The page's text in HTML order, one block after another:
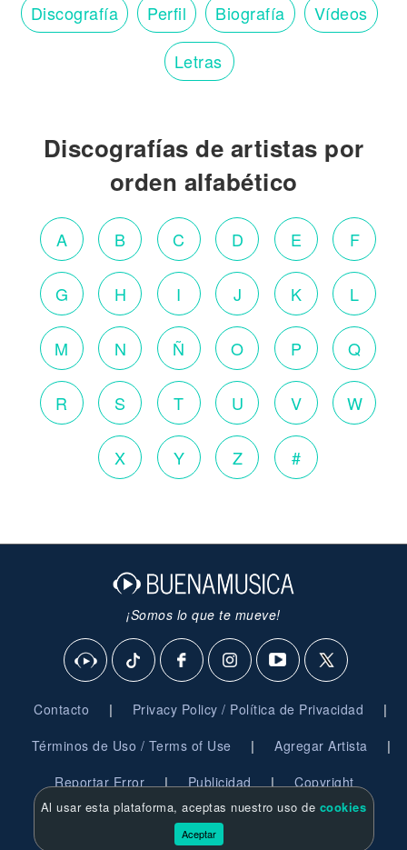
Discografía Perfil Biografía Vídeos
Letras
Discografías de artistas por
orden alfabético
A B C D E F
G H I J K L
M N Ñ O P Q
R S T U V W
X Y Z #
¡Somos lo que te mueve!
Contacto | Privacy Policy / Política de Privacidad |
Términos de Uso / Terms of Use | Agregar Artista |
Reportar Error | Publicidad | Copyright
© 2026 BuenaMusica.com - Derechos Reservados
Al usar esta plataforma, aceptas nuestro uso de cookies
Aceptar